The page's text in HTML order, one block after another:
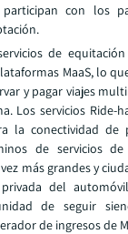
con los
de
MaaS, lo
y pagar viajes
Los servicios Ride-
la conectividad
de servicios
más grandes y
del
de seguir
de ingresos de